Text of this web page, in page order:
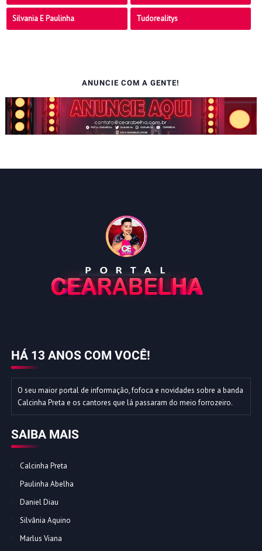
Silvania E Paulinha Tudorealitys
ANUNCIE COM A GENTE!
HÁ 13 ANOS COM VOCÊ!
O seu maior portal de informação, fofoca e novidades sobre a banda
Calcinha Preta e os cantores que lá passaram do meio forrozeiro.
SAIBA MAIS
Calcinha Preta
Paulinha Abelha
Daniel Diau
Silvânia Aquino
Marlus Viana